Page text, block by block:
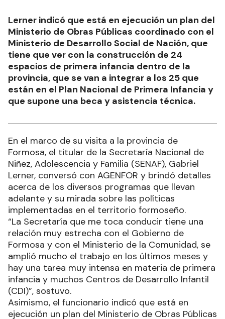
Lerner indicó que está en ejecución un plan del
Ministerio de Obras Públicas coordinado con el
Ministerio de Desarrollo Social de Nación, que
tiene que ver con la construcción de 24
espacios de primera infancia dentro de la
provincia, que se van a integrar a los 25 que
están en el Plan Nacional de Primera Infancia y
que supone una beca y asistencia técnica.
En el marco de su visita a la provincia de
Formosa, el titular de la Secretaría Nacional de
Niñez, Adolescencia y Familia (SENAF), Gabriel
Lerner, conversó con AGENFOR y brindó detalles
acerca de los diversos programas que llevan
adelante y su mirada sobre las políticas
implementadas en el territorio formoseño.
“La Secretaría que me toca conducir tiene una
relación muy estrecha con el Gobierno de
Formosa y con el Ministerio de la Comunidad, se
amplió mucho el trabajo en los últimos meses y
hay una tarea muy intensa en materia de primera
infancia y muchos Centros de Desarrollo Infantil
(CDI)”, sostuvo.
Asimismo, el funcionario indicó que está en
ejecución un plan del Ministerio de Obras Públicas